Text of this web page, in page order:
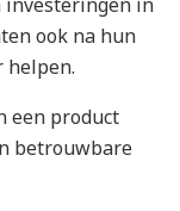
ook na hun
helpen.
een product
betrouwbare